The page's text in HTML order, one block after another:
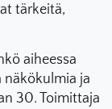
tärkeitä,
aiheessa
näkökulmia ja
30. Toimittaja